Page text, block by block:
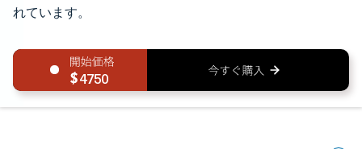
れています。
4750